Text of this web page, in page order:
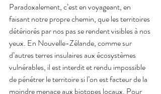
Paradoxalement, c’est en voyageant, en
faisant notre propre chemin, que les territoires
détériorés par nos pas se rendent visibles à nos
yeux. En Nouvelle-Zélande, comme sur
d’autres terres insulaires aux écosystèmes
vulnérables, il est interdit et rendu impossible
de pénétrer le territoire si l’on est facteur de la
moindre menace aux biotopes locaux. Pour